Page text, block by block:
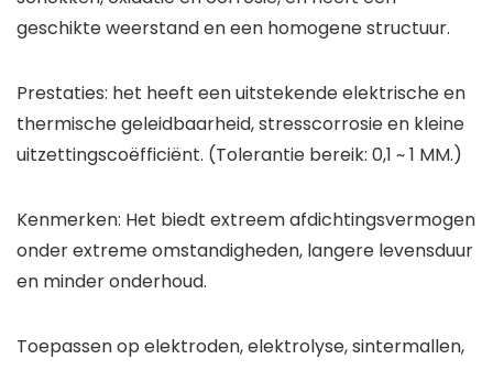
geschikte weerstand en een homogene structuur.
Prestaties: het heeft een uitstekende elektrische en
thermische geleidbaarheid, stresscorrosie en kleine
uitzettingscoëfficiënt. (Tolerantie bereik: 0,1 ~ 1 MM.)
Kenmerken: Het biedt extreem afdichtingsvermogen
onder extreme omstandigheden, langere levensduur
en minder onderhoud.
Toepassen op elektroden, elektrolyse, sintermallen,